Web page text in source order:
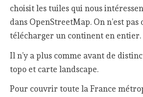
choisit les tuiles qui nous
dans OpenStreetMap. On n’est pas
télécharger un continent en entier.
Il n’y a plus comme avant de
topo et carte landscape.
Pour couvrir toute la France